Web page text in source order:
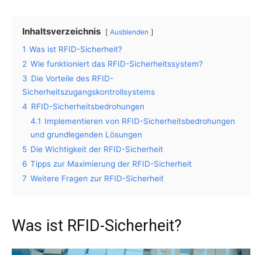
Inhaltsverzeichnis Ausblenden
1 Was ist RFID-Sicherheit?
2 Wie funktioniert das RFID-Sicherheitssystem?
3 Die Vorteile des RFID-
Sicherheitszugangskontrollsystems
4 RFID-Sicherheitsbedrohungen
4.1 Implementieren von RFID-Sicherheitsbedrohungen
und grundlegenden Lösungen
5 Die Wichtigkeit der RFID-Sicherheit
6 Tipps zur Maximierung der RFID-Sicherheit
7 Weitere Fragen zur RFID-Sicherheit
Was ist RFID-Sicherheit?